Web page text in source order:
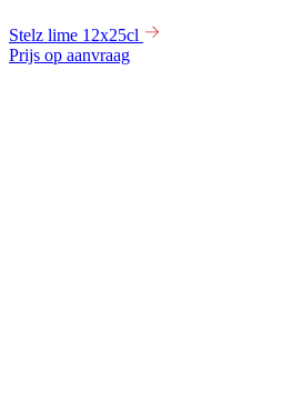
Stelz lime 12x25cl
Prijs op aanvraag